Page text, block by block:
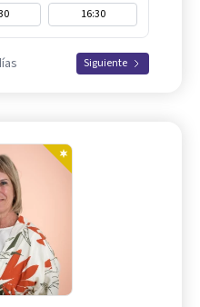
16:30
Siguiente